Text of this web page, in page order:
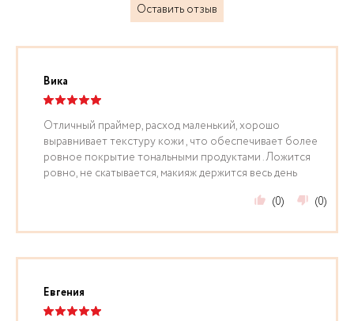
Оставить отзыв
Вика
Отличный праймер, расход маленький, хорошо
выравнивает текстуру кожи , что обеспечивает более
ровное покрытие тональными продуктами .Ложится
ровно, не скатывается, макияж держится весь день
(0)
(0)
Евгения